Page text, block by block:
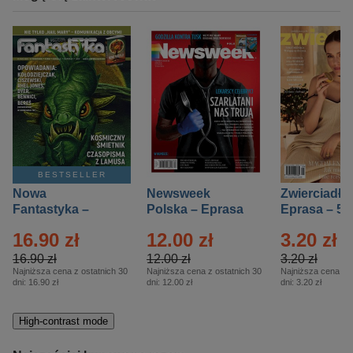
BESTSELLER
Nowa
Fantastyka –
16.90 zł
16.90 zł
Najniższa cena z ostatnich 30
dni: 16.90 zł
Newsweek
Polska – Eprasa
12.00 zł
12.00 zł
Najniższa cena z ostatnich 30
dni: 12.00 zł
Zwierciadło
Eprasa – 5/
3.20 zł
3.20 zł
Najniższa cena z
dni: 3.20 zł
High-contrast mode